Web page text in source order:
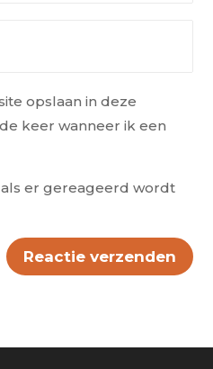
opslaan in deze
keer wanneer ik een
er gereageerd wordt
Reactie verzenden